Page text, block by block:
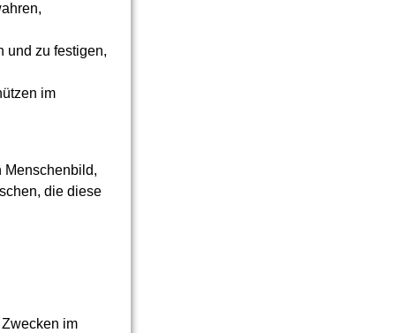
und zu festigen,
im
Menschenbild,
die diese
im